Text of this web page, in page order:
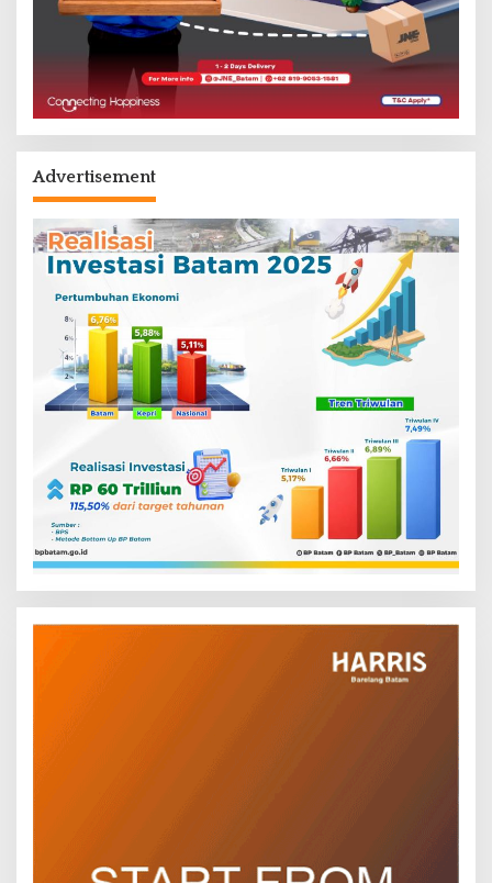
Advertisement